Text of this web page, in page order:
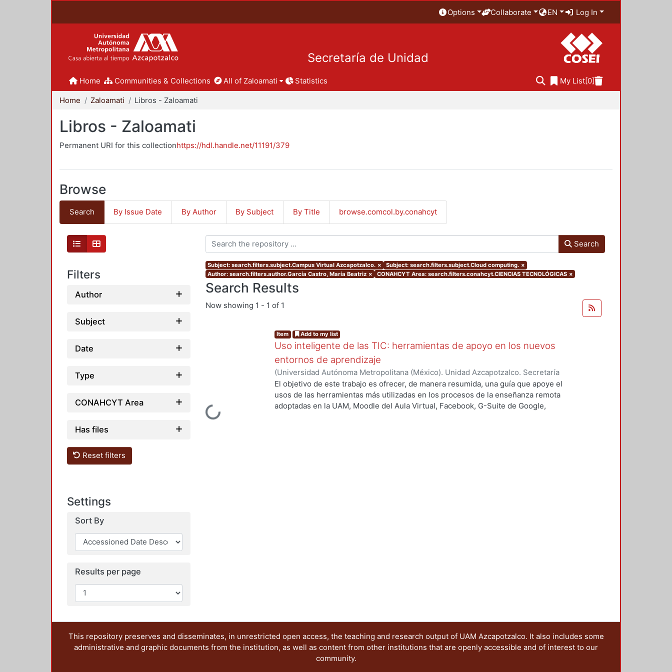
Options Collaborate EN Log In
Secretaría de Unidad
Home Communities & Collections All of Zaloamati Statistics My List[0]
Home Zaloamati Libros - Zaloamati
Libros - Zaloamati
Permanent URI for this collectionhttps://hdl.handle.net/11191/379
Browse
Search By Issue Date By Author By Subject By Title browse.comcol.by.conahcyt
Filters
Author
Subject
Date
Type
CONAHCYT Area
Has files
Reset filters
Settings
Sort By
Results per page
Search
Subject: search.filters.subject.Campus Virtual Azcapotzalco. × Subject: search.filters.subject.Cloud computing. ×
Author: search.filters.author.García Castro, María Beatriz × CONAHCYT Area: search.filters.conahcyt.CIENCIAS TECNOLÓGICAS ×
Search Results
Now showing 1 - 1 of 1
Loading...
Item Add to my list
Uso inteligente de las TIC: herramientas de apoyo en los nuevos
entornos de aprendizaje
(Universidad Autónoma Metropolitana (México). Unidad Azcapotzalco. Secretaría
Académica.,2021) García Castro, María Beatriz;Orozco García, Paola Yatzel;Puga
García, Merary Denny;Martínez Morales, Mercedes Isabel;Alvarado Hernández,
Alejandra; Tarango de la Torre, Juan Carlos
El objetivo de este trabajo es ofrecer, de manera resumida, una guía que apoye el
usos de las herramientas más utilizadas en los procesos de la enseñanza remota
adoptadas en la UAM, Moodle del Aula Virtual, Facebook, G-Suite de Google,
This repository preserves and disseminates, in unrestricted open access, the teaching and research output of UAM Azcapotzalco. It also includes some
administrative and graphic documents from the institution, as well as content from other institutions that are openly accessible and of interest to our
community.